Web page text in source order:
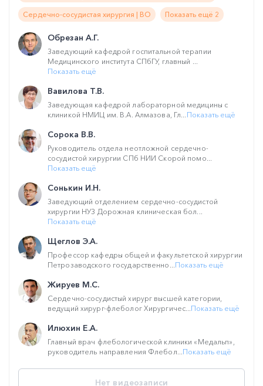
Сердечно-сосудистая хирургия | ВО Показать ещё 2
Обрезан А.Г.
Заведующий кафедрой госпитальной терапии
Медицинского института СПбГУ, главный ...
Показать ещё
Вавилова Т.В.
Заведующая кафедрой лабораторной медицины с
клиникой НМИЦ им. В.А. Алмазова, Гл... Показать ещё
Сорока В.В.
Руководитель отдела неотложной сердечно-
сосудистой хирургии СПб НИИ Скорой помо...
Показать ещё
Сонькин И.Н.
Заведующий отделением сердечно-сосудистой
хирургии НУЗ Дорожная клиническая бол...
Показать ещё
Щеглов Э.А.
Профессор кафедры общей и факультетской хирургии
Петрозаводского государственно...Показать ещё
Жируев М.С.
Сердечно-сосудистый хирург высшей категории,
ведущий хирург-флеболог Хирургичес...Показать ещё
Илюхин Е.А.
Главный врач флебологической клиники «Медальп»,
руководитель направления Флебол...Показать ещё
Нет видеозаписи